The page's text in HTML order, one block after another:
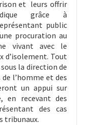
et leurs offrir
grâce à
public
procuration au
vivant avec le
d’isolement. Tout
la direction de
l’homme et des
un appui sur
en recevant des
des cas
tribunaux.